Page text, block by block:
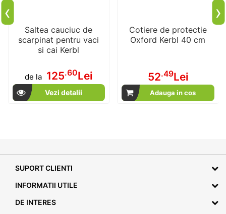
Saltea cauciuc de
scarpinat pentru vaci
si cai Kerbl
de la 125.60Lei
Vezi detalii
Cotiere de protectie
Oxford Kerbl 40 cm
52.49Lei
Adauga in cos
‹ ›
SUPORT CLIENTI
INFORMATII UTILE
DE INTERES